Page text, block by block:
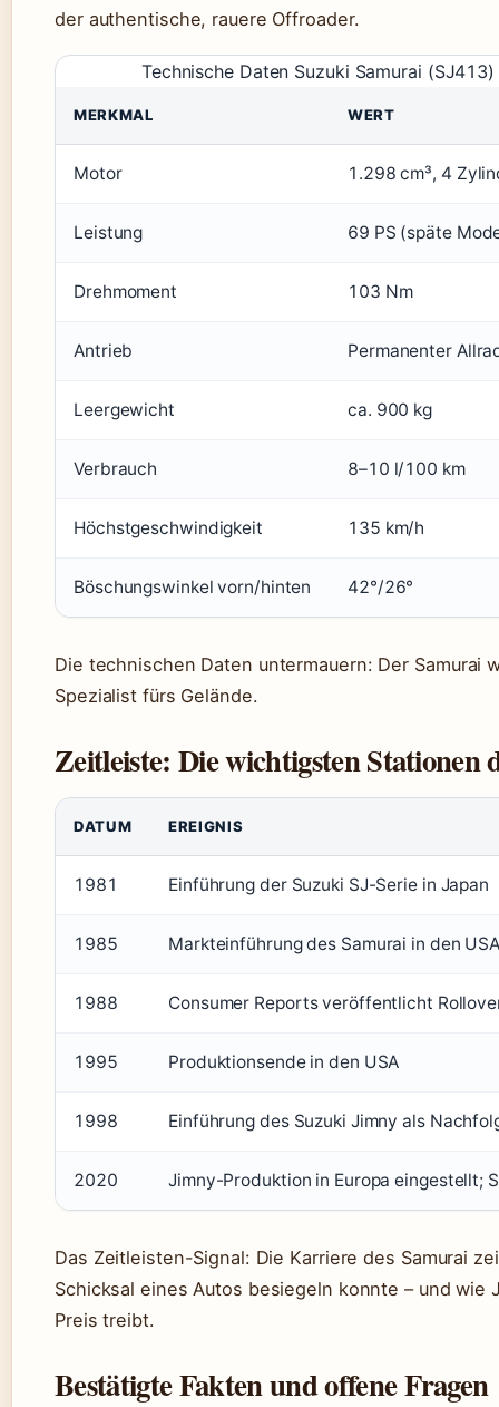
der authentische, rauere Offroader.
Technische Daten Suzuki Samurai (SJ413)
MERKMAL WERT
Motor 1.298 cm³, 4
Leistung 69 PS (späte
Drehmoment 103 Nm
Antrieb Permanenter
Leergewicht ca. 900 kg
Verbrauch 8–10 l/100 km
Höchstgeschwindigkeit 135 km/h
Böschungswinkel vorn/hinten 42°/26°
Die technischen Daten untermauern: Der Samurai
Spezialist fürs Gelände.
Zeitleiste: Die wichtigsten Stationen
DATUM EREIGNIS
1981 Einführung der Suzuki SJ-Serie in Japan
1985 Markteinführung des Samurai in den
1988 Consumer Reports veröffentlicht
1995 Produktionsende in den USA
1998 Einführung des Suzuki Jimny als
2020 Jimny-Produktion in Europa eingestellt;
Das Zeitleisten-Signal: Die Karriere des Samurai
Schicksal eines Autos besiegeln konnte – und wie
Preis treibt.
Bestätigte Fakten und offene Fragen